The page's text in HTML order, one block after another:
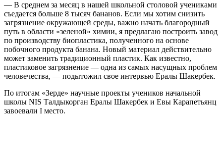
— В среднем за месяц в нашей школьной столовой учениками
съедается больше 8 тысяч бананов. Если мы хотим снизить
загрязнение окружающей среды, важно начать благородный
путь в области «зеленой» химии, я предлагаю построить завод
по производству биопластика, полученного на основе
побочного продукта банана. Новый материал действительно
может заменить традиционный пластик. Как известно,
пластиковое загрязнение — одна из самых насущных проблем
человечества, — подытожил свое интервью Ералы Шакербек.
По итогам «Зерде» научные проекты учеников начальной
школы NIS Талдыкорган Ералы Шакербек и Евы Карапетьянц
завоевали I место.